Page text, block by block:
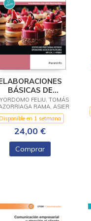
BÁSICAS DE
PRODUCTOS DE
PASTELERÍA
FELIU, TOMÁS
RAMA, ASIER
Disponible en 1 setmana
24,00 €
Comprar